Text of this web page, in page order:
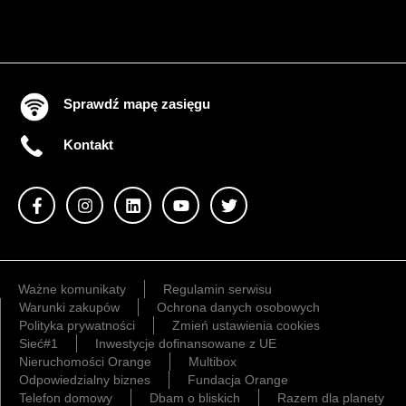
Sprawdź mapę zasięgu
Kontakt
Ważne komunikaty
Regulamin serwisu
Warunki zakupów
Ochrona danych osobowych
Polityka prywatności
Zmień ustawienia cookies
Sieć#1
Inwestycje dofinansowane z UE
Nieruchomości Orange
Multibox
Odpowiedzialny biznes
Fundacja Orange
Telefon domowy
Dbam o bliskich Razem dla planety